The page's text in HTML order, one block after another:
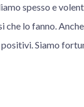
spesso e
lo fanno.
Siamo